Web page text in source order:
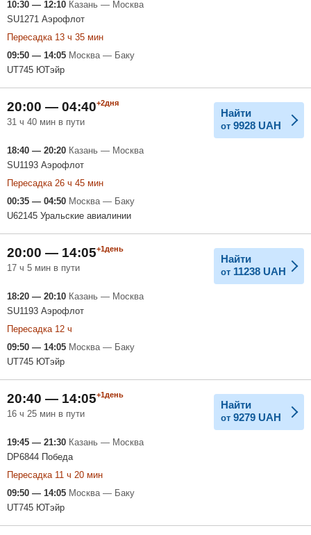
10:30 — 12:10 Казань — Москва
SU1271 Аэрофлот
Пересадка 13 ч 35 мин
09:50 — 14:05 Москва — Баку
UT745 ЮТэйр
20:00 — 04:40+2дня
31 ч 40 мин в пути
Найти
от 9928 UAH
18:40 — 20:20 Казань — Москва
SU1193 Аэрофлот
Пересадка 26 ч 45 мин
00:35 — 04:50 Москва — Баку
U62145 Уральские авиалинии
20:00 — 14:05+1день
17 ч 5 мин в пути
Найти
от 11238 UAH
18:20 — 20:10 Казань — Москва
SU1193 Аэрофлот
Пересадка 12 ч
09:50 — 14:05 Москва — Баку
UT745 ЮТэйр
20:40 — 14:05+1день
16 ч 25 мин в пути
Найти
от 9279 UAH
19:45 — 21:30 Казань — Москва
DP6844 Победа
Пересадка 11 ч 20 мин
09:50 — 14:05 Москва — Баку
UT745 ЮТэйр